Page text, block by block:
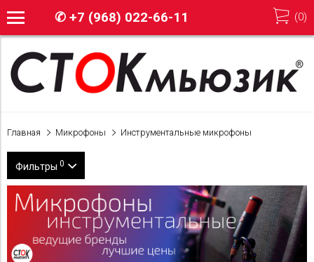
✆ +7 (968) 022-66-11 (0)
Главная Микрофоны Инструментальные микрофоны
Фильтры 0
Бренд
Shure